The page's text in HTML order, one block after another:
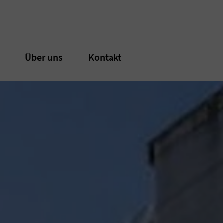
Über uns Kontakt
Über uns Kontakt